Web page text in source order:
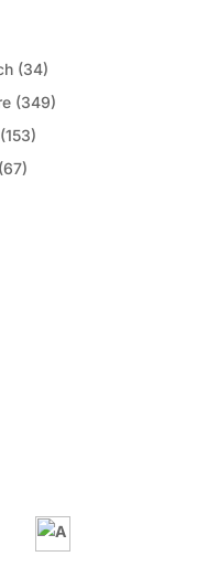
(34)
(349)
(153)
(67)